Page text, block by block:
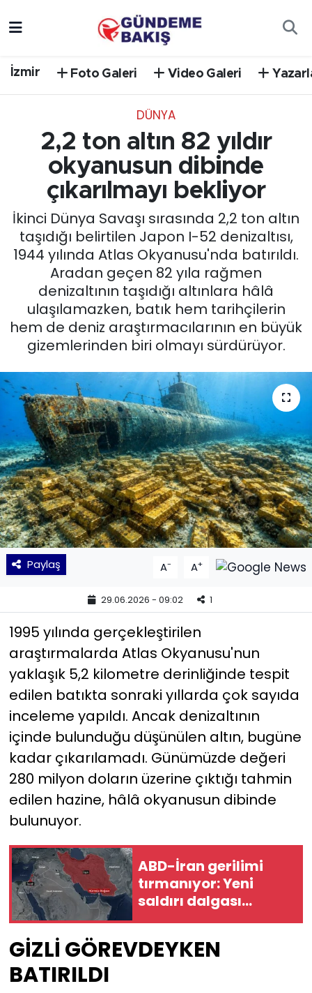
İzmir Foto Galeri Video Galeri
DÜNYA
2,2 ton altın 82 yıldır
okyanusun dibinde
çıkarılmayı bekliyor
İkinci Dünya Savaşı sırasında 2,2 ton altın
taşıdığı belirtilen Japon I-52 denizaltısı,
1944 yılında Atlas Okyanusu'nda batırıldı.
Aradan geçen 82 yıla rağmen
denizaltının taşıdığı altınlara hâlâ
ulaşılamazken, batık hem tarihçilerin
hem de deniz araştırmacılarının en büyük
gizemlerinden biri olmayı sürdürüyor.
Paylaş A- A+
29.06.2026 - 09:02 1
1995 yılında gerçekleştirilen
araştırmalarda Atlas Okyanusu'nun
yaklaşık 5,2 kilometre derinliğinde tespit
edilen batıkta sonraki yıllarda çok sayıda
inceleme yapıldı. Ancak denizaltının
içinde bulunduğu düşünülen altın, bugüne
kadar çıkarılamadı. Günümüzde değeri
280 milyon doların üzerine çıktığı tahmin
edilen hazine, hâlâ okyanusun dibinde
bulunuyor.
ABD-İran gerilimi
tırmanıyor: Yeni
saldırı dalgası
başladı
GİZLİ GÖREVDEYKEN
BATIRILDI
EGE
EĞİTİM
EKONOMİ
English News
GÜNCEL
KÜLTÜR SANAT
MAGAZİN
POLİTİKA
SAĞLIK
Siyaset
SPOR
TEKNOLOJİ
YEREL POLİTİKA
YEREL YÖNETİMLER
Yurt
Süper Lig Puan Durumu ve Fikstür
Tüm Manşetler
Son Dakika Haberleri
Haber Arşivi